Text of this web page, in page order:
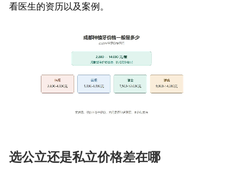
看医生的资历以及案例。
选公立还是私立价格差在哪